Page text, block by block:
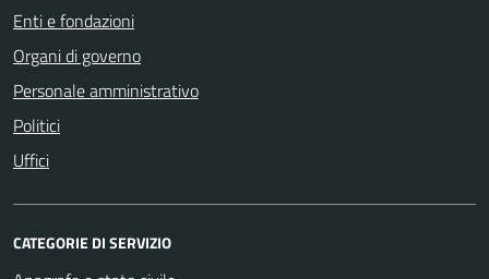
Enti e fondazioni
Organi di governo
Personale amministrativo
Politici
Uffici
CATEGORIE DI SERVIZIO